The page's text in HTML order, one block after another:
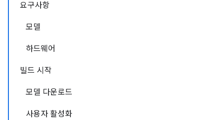
요구사항
모델
하드웨어
빌드 시작
모델 다운로드
사용자 활성화